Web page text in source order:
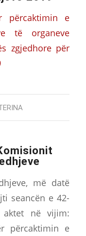
përcaktimin e
të organeve
zgjedhore për
më datë
seancën e 42-
në vijim:
përcaktimin e